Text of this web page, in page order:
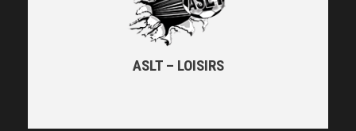
ASLT – LOISIRS